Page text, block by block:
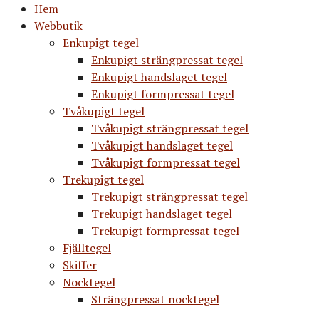
Hem
Webbutik
Enkupigt tegel
Enkupigt strängpressat tegel
Enkupigt handslaget tegel
Enkupigt formpressat tegel
Tvåkupigt tegel
Tvåkupigt strängpressat tegel
Tvåkupigt handslaget tegel
Tvåkupigt formpressat tegel
Trekupigt tegel
Trekupigt strängpressat tegel
Trekupigt handslaget tegel
Trekupigt formpressat tegel
Fjälltegel
Skiffer
Nocktegel
Strängpressat nocktegel